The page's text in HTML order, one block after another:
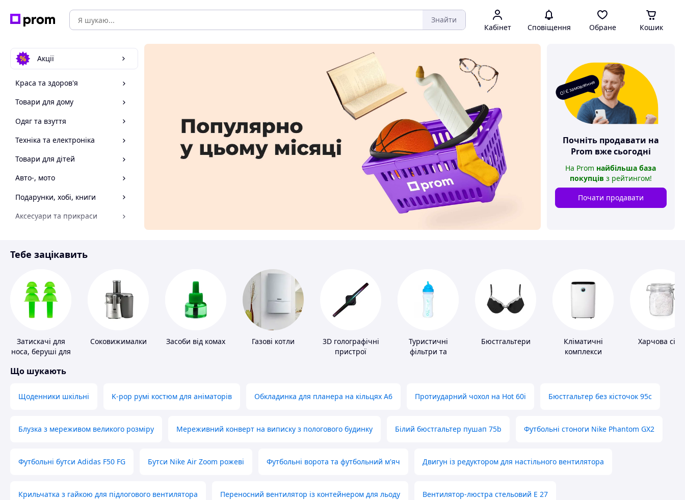
Знайти
Кабінет Сповіщення Обране Кошик
Акції
Краса та здоров'я
Товари для дому
Одяг та взуття
Техніка та електроніка
Товари для дітей
Авто-, мото
Подарунки, хобі, книги
Аксесуари та прикраси
Спорт і відпочинок
О! Є замовлення
Почніть продавати на
Prom вже сьогодні
На Prom найбільша база
покупців з рейтингом!
Почати продавати
Тебе зацікавить
Затискачі для
носа, беруші для
Соковижималки Засоби від комах Газові котли
3D голографічні
пристрої
Туристичні
фільтри та
Бюстгальтери
Кліматичні
комплекси
Харчова сіль
Що шукають
Щоденники шкільні K-pop румі костюм для аніматорів Обкладинка для планера на кільцях А6 Протиударний чохол на Hot 60i Бюстгальтер без кісточок 95с
Блузка з мереживом великого розміру Мереживний конверт на виписку з пологового будинку Білий бюстгальтер пушап 75b Футбольні стоноги Nike Phantom GX2
Футбольні бутси Adidas F50 FG Бутси Nike Air Zoom рожеві Футбольні ворота та футбольний м'яч Двигун із редуктором для настільного вентилятора
Крильчатка з гайкою для підлогового вентилятора Переносний вентилятор із контейнером для льоду Вентилятор-люстра стельовий E 27